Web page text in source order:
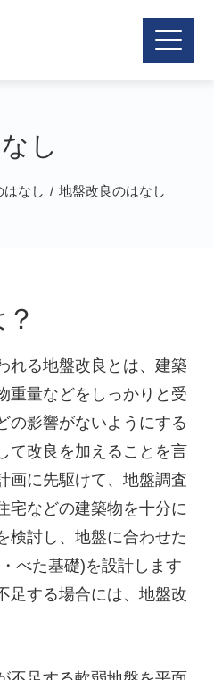
し
はなし 地盤改良のはなし
れる地盤改良とは、建築
重量などをしっかりと受
の影響がないようにする
て改良を加えることを言
画に先駆けて、地盤調査
宅などの建築物を十分に
検討し、地盤に合わせた
べた基礎)を設計します
足する場合には、地盤改